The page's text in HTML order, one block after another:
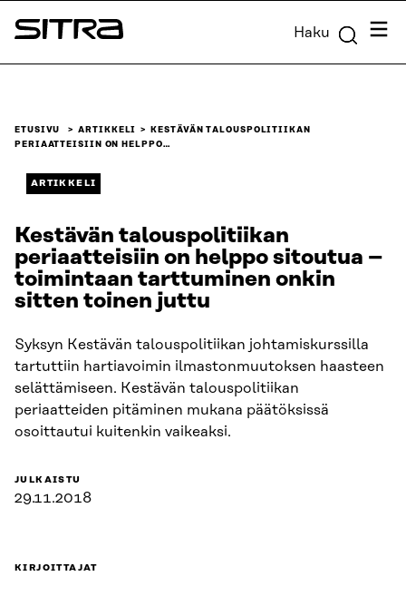
Siirry
suoraan
Sitra Haku
ETUSIVU ARTIKKELI
KESTÄVÄN TALOUSPOLITIIKAN
PERIAATTEISIIN ON HELPPO…
ARTIKKELI
Kestävän talouspolitiikan
periaatteisiin on helppo sitoutua –
toimintaan tarttuminen onkin
sitten toinen juttu
Syksyn Kestävän talouspolitiikan johtamiskurssilla
tartuttiin hartiavoimin ilmastonmuutoksen haasteen
selättämiseen. Kestävän talouspolitiikan
periaatteiden pitäminen mukana päätöksissä
osoittautui kuitenkin vaikeaksi.
JULKAISTU
29.11.2018
KIRJOITTAJAT